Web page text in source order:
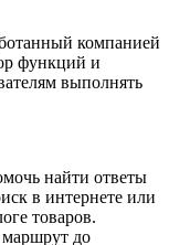
компанией
функций и
выполнять
найти ответы
в интернете или
товаров.
до